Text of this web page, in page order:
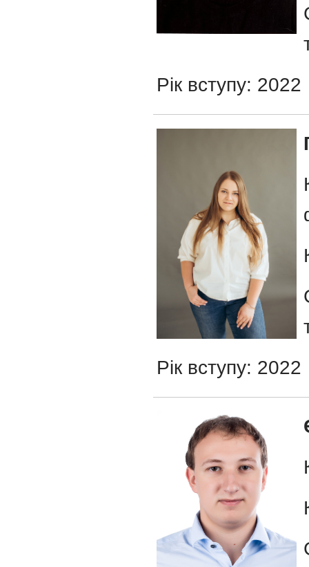
Рік вступу: 2022
Рік вступу: 2022